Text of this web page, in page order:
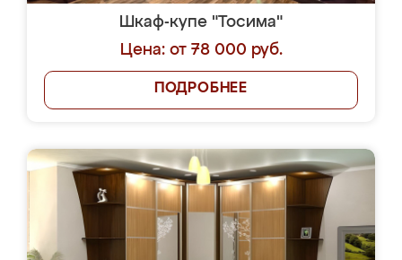
Шкаф-купе "Тосима"
Цена: от 78 000 руб.
ПОДРОБНЕЕ